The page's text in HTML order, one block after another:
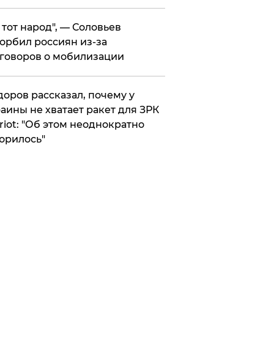
народ", — Соловьев
россиян из-за
о мобилизации
рассказал, почему у
не хватает ракет для ЗРК
"Об этом неоднократно